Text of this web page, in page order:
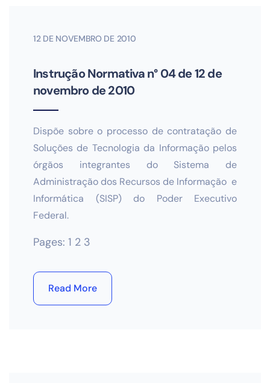
12 DE NOVEMBRO DE 2010
Instrução Normativa n° 04 de 12 de
novembro de 2010
Dispõe sobre o processo de contratação de
Soluções de Tecnologia da Informação pelos
órgãos integrantes do Sistema de
Administração dos Recursos de Informação e
Informática (SISP) do Poder Executivo
Federal.
Pages: 1 2 3
Read More